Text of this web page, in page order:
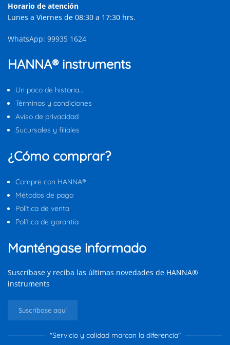
Horario de atención
Lunes a Viernes de 08:30 a 17:30 hrs.
WhatsApp: 99935 1624
HANNA® instruments
Un poco de historia…
Términos y condiciones
Aviso de privacidad
Sucursales y filiales
¿Cómo comprar?
Compre con HANNA®
Métodos de pago
Política de venta
Política de garantía
Manténgase informado
Suscríbase y reciba las últimas novedades de HANNA®
instruments
Suscríbase aquí
"Servicio y calidad marcan la diferencia"